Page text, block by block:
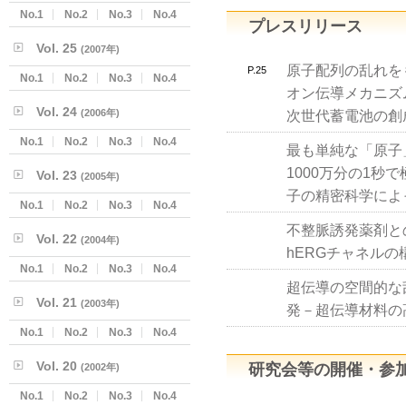
プレスリリース
P.25
原子配列の乱れ
オン伝導メカニ
次世代蓄電池の
最も単純な「原
1000万分の1秒で
子の精密科学に
不整脈誘発薬剤
hERGチャネルの
超伝導の空間的
発－超伝導材料
研究会等の開催・参
No.1 No.2 No.3 No.4
Vol. 25 (2007年)
No.1 No.2 No.3 No.4
Vol. 24 (2006年)
No.1 No.2 No.3 No.4
Vol. 23 (2005年)
No.1 No.2 No.3 No.4
Vol. 22 (2004年)
No.1 No.2 No.3 No.4
Vol. 21 (2003年)
No.1 No.2 No.3 No.4
Vol. 20 (2002年)
No.1 No.2 No.3 No.4